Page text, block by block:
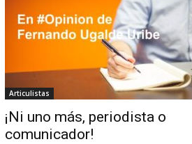
Articulistas
¡Ni uno más, periodista o
comunicador!